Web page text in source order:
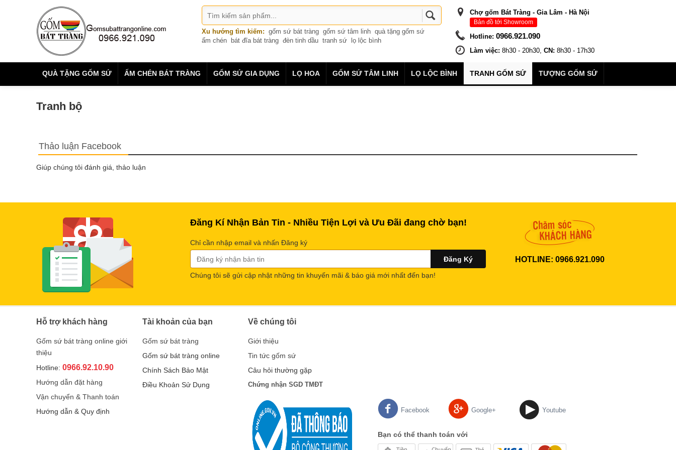
Xu hướng tìm kiếm: gốm sứ bát tràng gốm sứ tâm linh quà tặng gốm sứ
ấm chén
bát đĩa bát tràng đèn tinh dầu tranh sứ lọ lộc bình
Chợ gốm Bát Tràng - Gia Lâm - Hà Nội
Bản đồ tới Showroom
Hotline: 0966.921.090
Làm việc: 8h30 - 20h30, CN: 8h30 - 17h30
QUÀ TẶNG GỐM SỨ ẤM CHÉN BÁT TRÀNG GỐM SỨ GIA DỤNG LỌ HOA GỐM SỨ TÂM LINH LỌ LỘC BÌNH TRANH GỐM SỨ TƯỢNG GỐM SỨ
Tranh bộ
Thảo luận Facebook
Giúp chúng tôi đánh giá, thảo luận
Đăng Kí Nhận Bản Tin - Nhiều Tiện Lợi và Ưu Đãi đang chờ bạn!
Chỉ cần nhập email và nhấn Đăng ký
Chúng tôi sẽ gửi cập nhật những tin khuyến mãi & báo giá mới nhất đến bạn!
HOTLINE: 0966.921.090
Hỗ trợ khách hàng
Gốm sứ bát tràng online giới
thiệu
Hotline: 0966.92.10.90
Hướng dẫn đặt hàng
Vận chuyển & Thanh toán
Hướng dẫn & Quy định
Tài khoản của bạn
Gốm sứ bát tràng
Gốm sứ bát tràng online
Chính Sách Bảo Mật
Điều Khoản Sử Dụng
Về chúng tôi
Giới thiệu
Tin tức gốm sứ
Câu hỏi thường gặp
Chứng nhận SGD TMĐT
Facebook Google+ Youtube
Bạn có thể thanh toán với